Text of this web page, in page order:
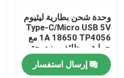
منتجات
معلومات عنا
وحدة شحن بطارية ليثيوم
Type-C/Micro USB 5V
1A 18650 TP4056 مع
حماية ووظائف مزدوجة
إرسال استفسار